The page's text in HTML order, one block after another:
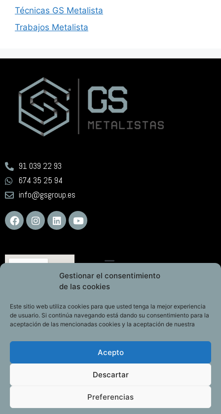
Gestionar el consentimiento
de las cookies
Este sitio web utiliza cookies para que usted tenga la mejor experiencia
de usuario. Si continúa navegando está dando su consentimiento para la
aceptación de las mencionadas cookies y la aceptación de nuestra
Acepto
Descartar
Preferencias
Técnicas GS Metalista
Trabajos Metalista
91 039 22 93
674 35 25 94
info@gsgroup.es